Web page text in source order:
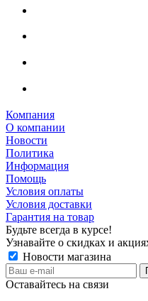
Компания
О компании
Новости
Политика
Информация
Помощь
Условия оплаты
Условия доставки
Гарантия на товар
Будьте всегда в курсе!
Узнавайте о скидках и
Новости магазина
Оставайтесь на связи